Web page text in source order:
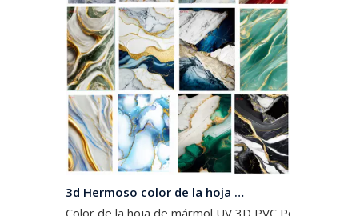
3d Hermoso color de la hoja de mármol de PVC
Color de la hoja de mármol UV 3D PVC Podemos